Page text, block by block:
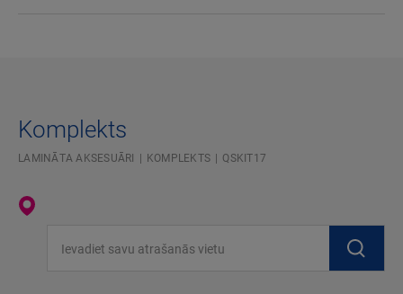
Komplekts
LAMINĀTA AKSESUĀRI KOMPLEKTS QSKIT17